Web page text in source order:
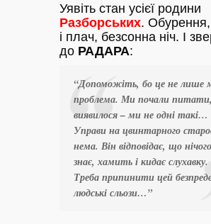
Уявіть стан усієї родини
Разборських.
і плач, безсонна ніч. І
до РАДАРА:
“Допоможіть, бо це не лише
проблема. Ми почали
виявилося – ми не одні такі…
Управи на цвинтарного
нема. Він відповідає, що
знає, хамить і кидає слухавку.
Треба припинити цей
людські сльози…”